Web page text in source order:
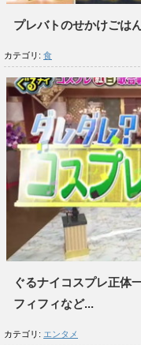
プレバトのせかけごは
カテゴリ: 食
ぐるナイコスプレ正体
フィフィなど...
カテゴリ: エンタメ